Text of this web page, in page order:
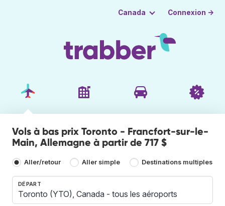
Canada Connexion →
Vols à bas prix Toronto - Francfort-sur-le-
Main, Allemagne à partir de 717 $
Aller/retour Aller simple Destinations multiples
DÉPART